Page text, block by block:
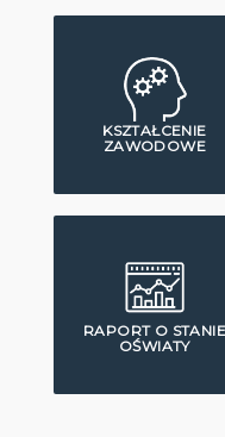
KSZTAŁCENIE
ZAWODOWE
RAPORT O STANIE
OŚWIATY